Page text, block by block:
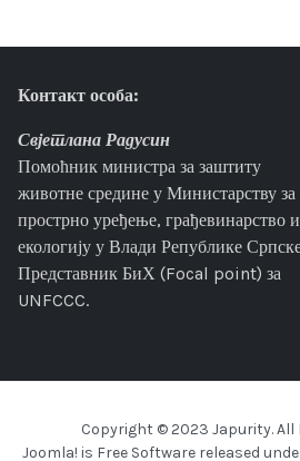
Контакт особа:
Свјетлана Радусин
Помоћник министра за заштиту
животне средине у Министарству за
прострно уређење, грађевинарство и
екологију у Влади Републике
Представник БиХ (Focal point) за
UNFCCC.
Copyright © 2023 Japurity. All
Joomla! is Free Software released